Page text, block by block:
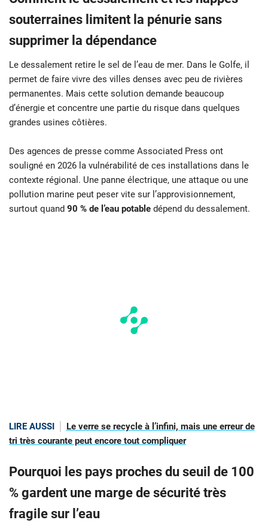
souterraines limitent la pénurie sans
supprimer la dépendance
Le dessalement retire le sel de l’eau de mer. Dans le Golfe, il
permet de faire vivre des villes denses avec peu de rivières
permanentes. Mais cette solution demande beaucoup
d’énergie et concentre une partie du risque dans quelques
grandes usines côtières.
Des agences de presse comme Associated Press ont
souligné en 2026 la vulnérabilité de ces installations dans le
contexte régional. Une panne électrique, une attaque ou une
pollution marine peut peser vite sur l’approvisionnement,
surtout quand 90 % de l’eau potable dépend du dessalement.
LIRE AUSSI
Le verre se recycle à l’infini, mais une erreur de
tri très courante peut encore tout compliquer
Pourquoi les pays proches du seuil de 100
% gardent une marge de sécurité très
fragile sur l’eau